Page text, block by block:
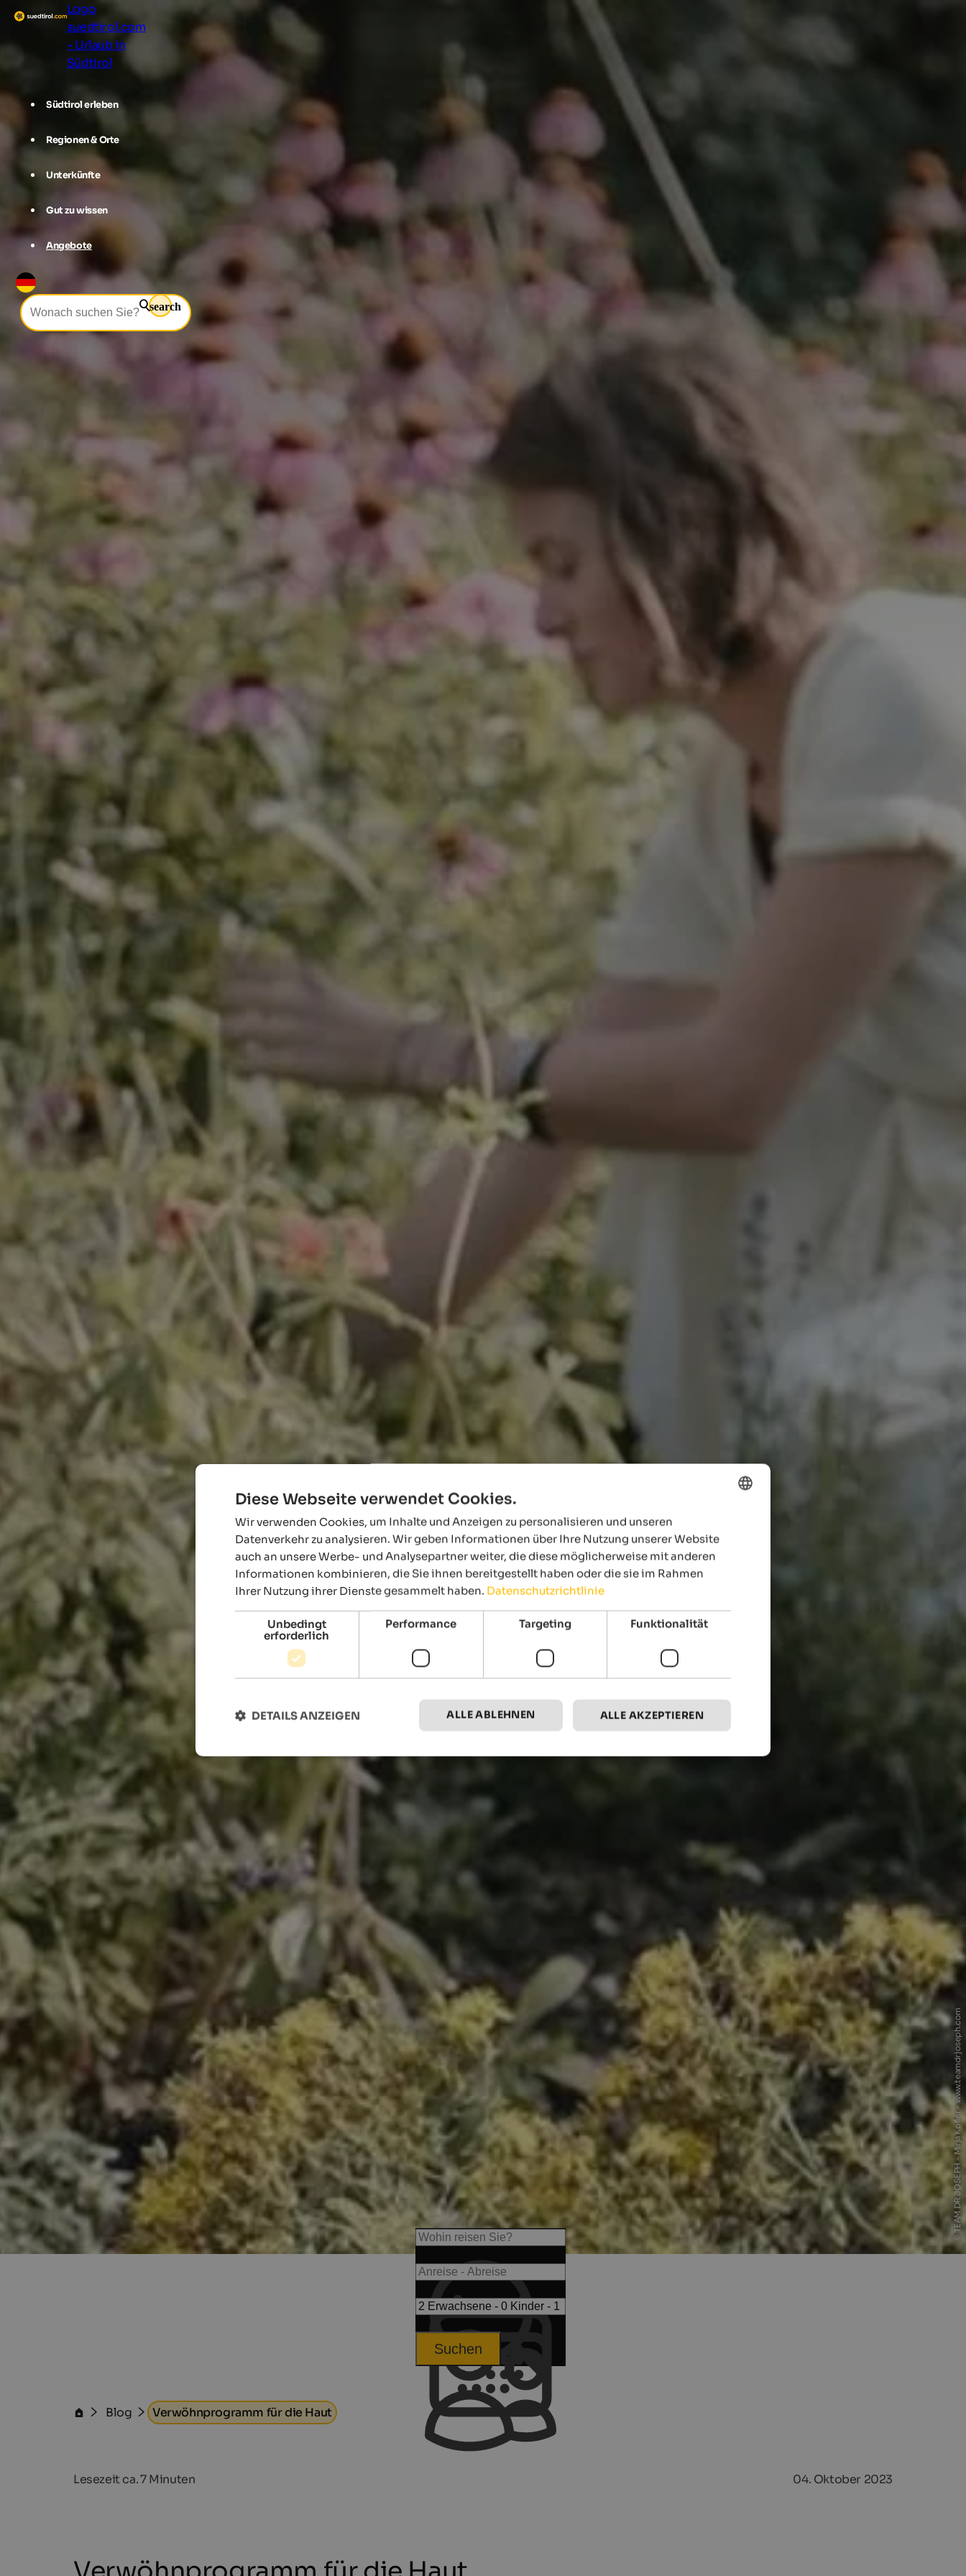
Logo
suedtirol.com
- Urlaub in
Südtirol
Südtirol erleben
Regionen & Orte
Unterkünfte
Gut zu wissen
Angebote
search
© TEAM DR JOSEPH - Mirja Kofler - www.teamdrjoseph.com
Suchen
Blog Verwöhnprogramm für die Haut
Lesezeit ca.7Minuten 04. Oktober 2023
GERMAN
Diese Webseite verwendet Cookies.
Wir verwenden Cookies, um Inhalte und Anzeigen zu personalisieren und unseren
Datenverkehr zu analysieren. Wir geben Informationen über Ihre Nutzung unserer Website
auch an unsere Werbe- und Analysepartner weiter, die diese möglicherweise mit anderen
Informationen kombinieren, die Sie ihnen bereitgestellt haben oder die sie im Rahmen
Ihrer Nutzung ihrer Dienste gesammelt haben. Datenschutzrichtlinie
Unbedingt
erforderlich
Performance Targeting Funktionalität
ALLE AKZEPTIEREN
ALLE ABLEHNEN
DETAILS ANZEIGEN